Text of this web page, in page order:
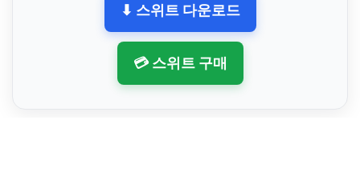
⬇ 스위트 다운로드
💳 스위트 구매